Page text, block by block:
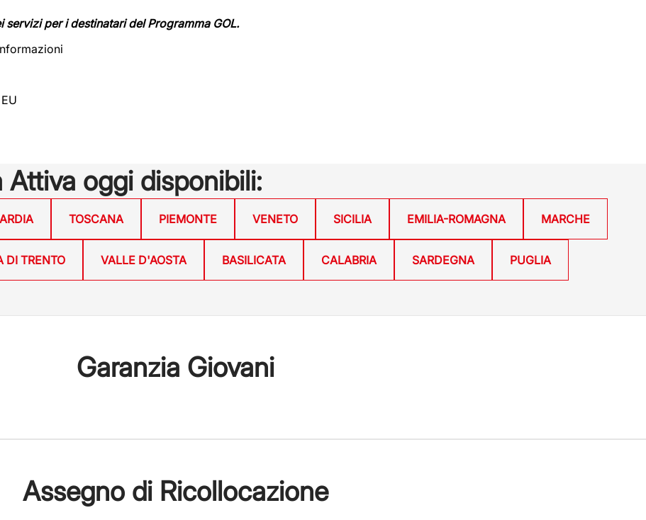
per i destinatari del Programma GOL.
oggi disponibili:
TOSCANA PIEMONTE VENETO SICILIA EMILIA-ROMAGNA MARCHE
DI TRENTO VALLE D'AOSTA BASILICATA CALABRIA SARDEGNA PUGLIA
Garanzia Giovani
Assegno di Ricollocazione